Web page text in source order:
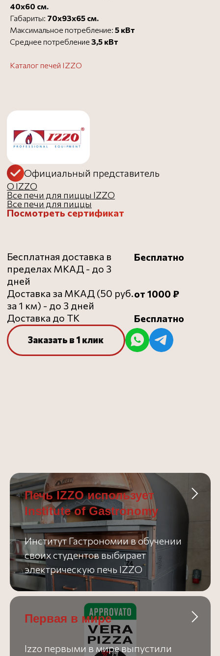
40х60 см.
Габариты: 70х93х65 см.
Максимальное потребление: 5 кВт
Среднее потребление 3,5 кВт
Каталог печей IZZO
Бесплатная доставка в
пределах МКАД - до 3
дней
Бесплатно
Доставка за МКАД (50 руб.от 1000 ₽
Доставка до ТК
Печь IZZO использует
Institute of Gastronomy
Институт Гастрономии в обучении
своих студентов выбирает
электрическую печь IZZO
Первая в мире
Izzo первыми в мире выпустили